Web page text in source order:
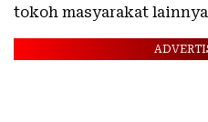
tokoh masyarakat